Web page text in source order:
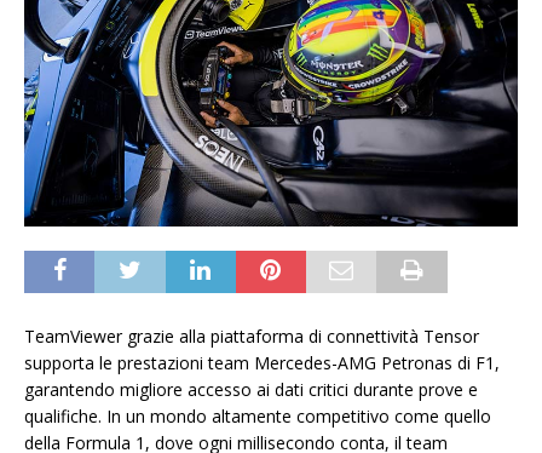
TeamViewer grazie alla piattaforma di connettività Tensor
supporta le prestazioni team Mercedes-AMG Petronas di F1,
garantendo migliore accesso ai dati critici durante prove e
qualifiche. In un mondo altamente competitivo come quello
della Formula 1, dove ogni millisecondo conta, il team